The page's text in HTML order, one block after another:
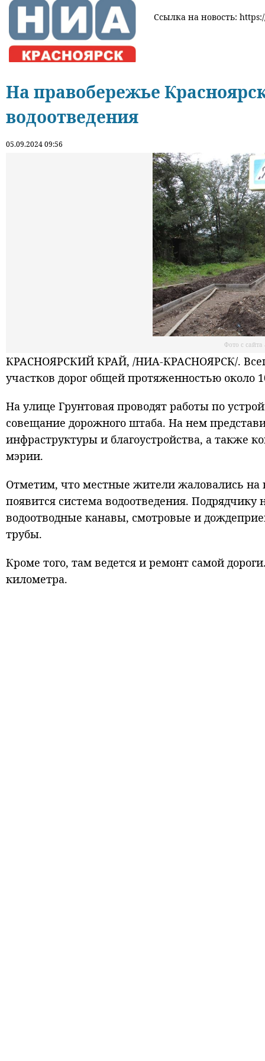
Ссылка на новость:
На правобережье
водоотведения
05.09.2024 09:56
Фото с
КРАСНОЯРСКИЙ КРАЙ, /НИА-КРАСНОЯРСК/.
участков дорог общей протяженностью около
На улице Грунтовая проводят работы по
совещание дорожного штаба. На нем
инфраструктуры и благоустройства, а также
мэрии.
Отметим, что местные жители жаловались
появится система водоотведения.
водоотводные канавы, смотровые и
трубы.
Кроме того, там ведется и ремонт самой
километра.